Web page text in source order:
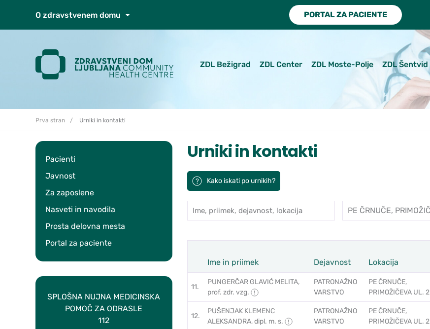
O zdravstvenem domu
PORTAL ZA PACIENTE
ZDL Bežigrad ZDL Center ZDL Moste-Polje ZDL Šentvid
Prva stran Urniki in kontakti
Pacienti
Javnost
Za zaposlene
Nasveti in navodila
Prosta delovna mesta
Portal za paciente
SPLOŠNA NUJNA MEDICINSKA
POMOČ ZA ODRASLE
112
Urniki in kontakti
Kako iskati po urnikih?
Iskanje po ambulantah in zdravnikih
Ime, priimek, dejavnost, lokacija Enota
Zap.št.
Ime in priimek Dejavnost Lokacija
11.
PUNGERČAR GLAVIĆ MELITA,
prof. zdr. vzg.
PATRONAŽNO
VARSTVO
PE ČRNUČE,
PRIMOŽIČEVA UL. 2
12.
PUŠENJAK KLEMENC
ALEKSANDRA, dipl. m. s.
PATRONAŽNO
VARSTVO
PE ČRNUČE,
PRIMOŽIČEVA UL. 2